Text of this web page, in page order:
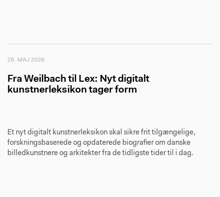
26. MAJ 2026
Fra Weilbach til Lex: Nyt digitalt
kunstnerleksikon tager form
Et nyt digitalt kunstnerleksikon skal sikre frit tilgængelige,
forskningsbaserede og opdaterede biografier om danske
billedkunstnere og arkitekter fra de tidligste tider til i dag.